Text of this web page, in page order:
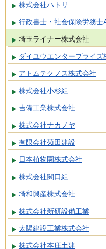
株式会社ハトリ
行政書士・社会保険労務
埼玉ライナー株式会社
ダイユウエンタープライズ
アトムテクノス株式会社
株式会社小杉組
吉備工業株式会社
株式会社ナカノヤ
有限会社菊田建設
日本植物園株式会社
株式会社関口組
埼和興産株式会社
株式会社新研設備工業
太陽建設工業株式会社
株式会社本庄土建